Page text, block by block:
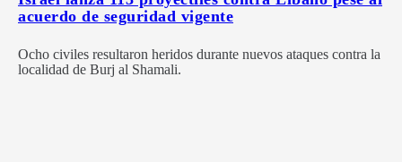
acuerdo de seguridad vigente
Ocho civiles resultaron heridos durante nuevos ataques contra la
localidad de Burj al Shamali.